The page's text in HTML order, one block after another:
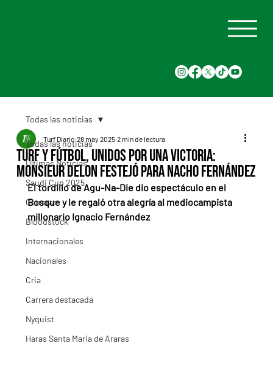
Todas las noticias
Últimas Noticias
Saudi Cup 2025
Carreras
Bloodstock
Internacionales
Nacionales
Cria
Carrera destacada
Nyquist
Haras Santa Maria de Araras
Todas las noticias
Turf y fútbol, unidos por una victoria:
Monsieur Delon festejó para Nacho Fernández
Turf Diario 28 may 2025 2 min de lectura
El tordillo de Agu-Na-Die dio espectáculo en el
Bosque y le regaló otra alegría al mediocampista
millonario Ignacio Fernández